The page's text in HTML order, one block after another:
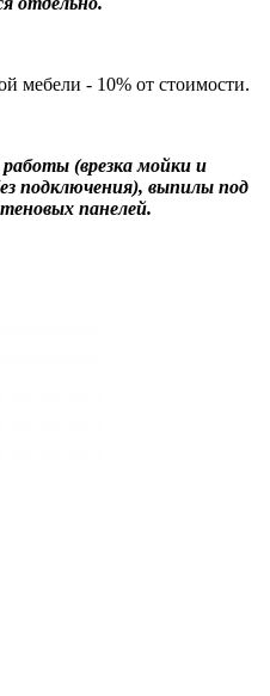
мебели - 10% от стоимости.
(врезка мойки и
подключения), выпилы под
панелей.